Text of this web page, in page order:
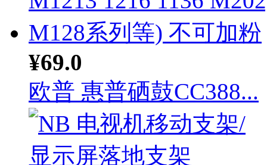
¥69.0
欧普 惠普硒鼓CC388...